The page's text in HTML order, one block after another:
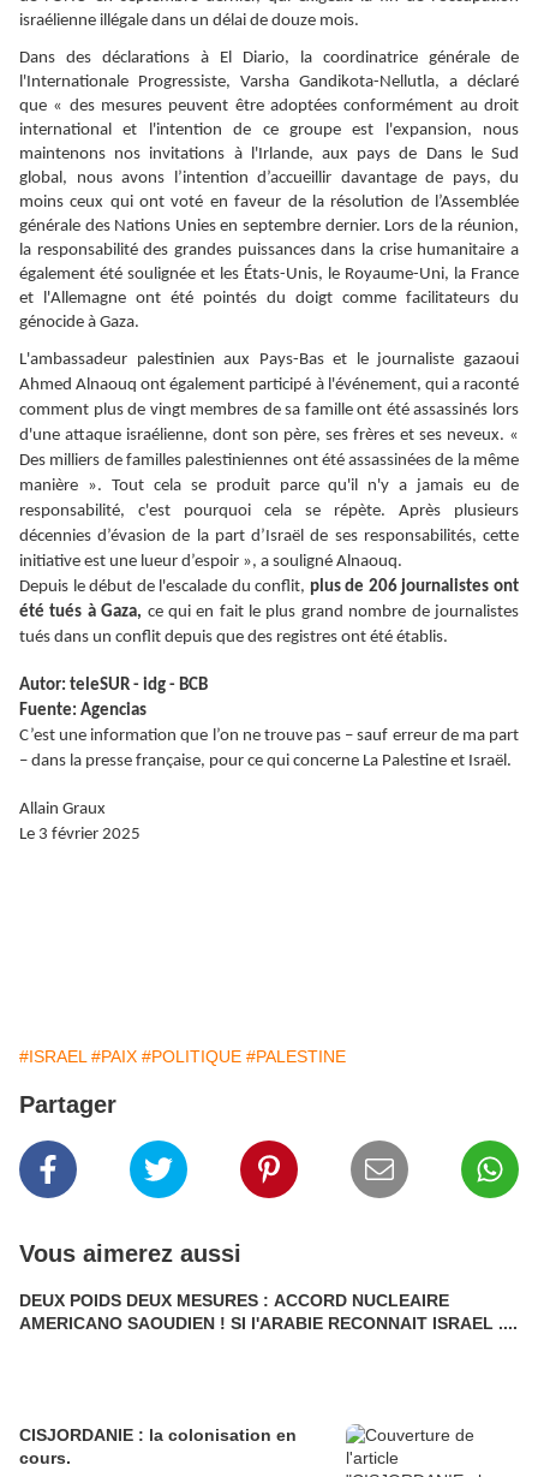
israélienne illégale dans un délai de douze mois.
Dans des déclarations à El Diario, la coordinatrice générale de
l'Internationale Progressiste, Varsha Gandikota-Nellutla, a déclaré
que « des mesures peuvent être adoptées conformément au droit
international et l'intention de ce groupe est l'expansion, nous
maintenons nos invitations à l'Irlande, aux pays de Dans le Sud
global, nous avons l’intention d’accueillir davantage de pays, du
moins ceux qui ont voté en faveur de la résolution de l’Assemblée
générale des Nations Unies en septembre dernier. Lors de la réunion,
la responsabilité des grandes puissances dans la crise humanitaire a
également été soulignée et les États-Unis, le Royaume-Uni, la France
et l'Allemagne ont été pointés du doigt comme facilitateurs du
génocide à Gaza.
L'ambassadeur palestinien aux Pays-Bas et le journaliste gazaoui
Ahmed Alnaouq ont également participé à l'événement, qui a raconté
comment plus de vingt membres de sa famille ont été assassinés lors
d'une attaque israélienne, dont son père, ses frères et ses neveux. «
Des milliers de familles palestiniennes ont été assassinées de la même
manière ». Tout cela se produit parce qu'il n'y a jamais eu de
responsabilité, c'est pourquoi cela se répète. Après plusieurs
décennies d’évasion de la part d’Israël de ses responsabilités, cette
initiative est une lueur d’espoir », a souligné Alnaouq.
Depuis le début de l'escalade du conflit, plus de 206 journalistes ont
été tués à Gaza, ce qui en fait le plus grand nombre de journalistes
tués dans un conflit depuis que des registres ont été établis.
Autor: teleSUR - idg - BCB
Fuente: Agencias
C’est une information que l’on ne trouve pas – sauf erreur de ma part
– dans la presse française, pour ce qui concerne La Palestine et Israël.
Allain Graux
Le 3 février 2025
#ISRAEL #PAIX #POLITIQUE #PALESTINE
Partager
Vous aimerez aussi
DEUX POIDS DEUX MESURES : ACCORD NUCLEAIRE
AMERICANO SAOUDIEN ! SI l'ARABIE RECONNAIT ISRAEL ....
CISJORDANIE : la colonisation en
cours.